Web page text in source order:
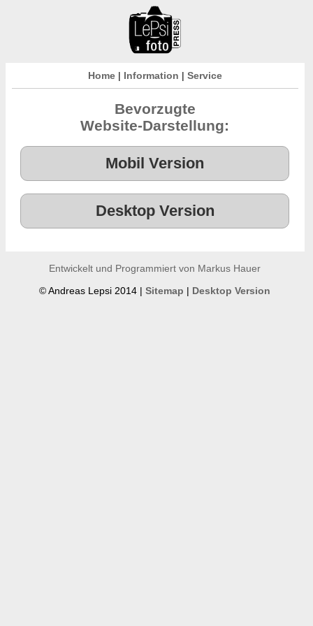
Home| Information | Service
Bevorzugte
Website-Darstellung:
Entwickelt und Programmiert von Markus Hauer
© Andreas Lepsi 2014 |Sitemap | Desktop Version